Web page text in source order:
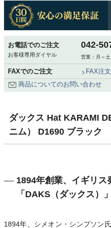
お電話でのご注文
お客様専用ダイヤル
042-
営業：月～
FAXでのご注文
FAX注
商品についてのお問い合わせ
ダックス Hat KARAMI
ニム） D1690 ブラック
1894年創業、イギリス
「DAKS（ダックス）」
1894年、シメオン・シンプソン